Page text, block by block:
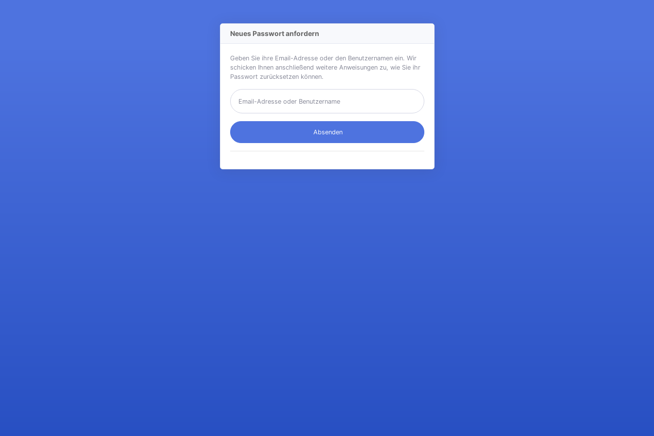
Neues Passwort anfordern
Geben Sie ihre Email-Adresse oder den Benutzernamen ein. Wir
schicken Ihnen anschließend weitere Anweisungen zu, wie Sie ihr
Passwort zurücksetzen können.